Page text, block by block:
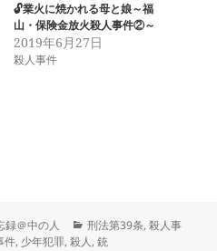
🔓業火に焼かれる母と娘～福
山・保険金放火殺人事件②～
2019年6月27日
殺人事件
録＠中の人
カ
テ
刑法第39条,殺人事
件, 少年犯罪,殺人,銃